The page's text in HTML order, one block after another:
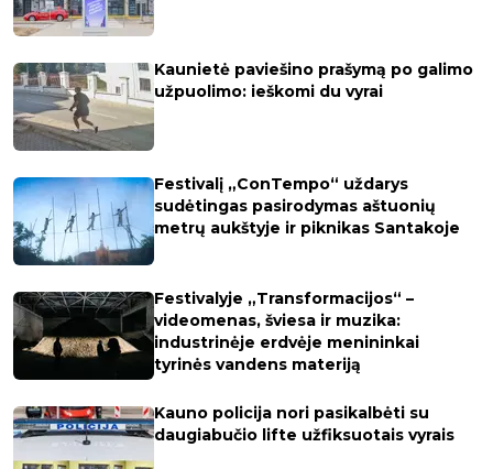
Kaunietė paviešino prašymą po galimo
užpuolimo: ieškomi du vyrai
Festivalį „ConTempo“ uždarys
sudėtingas pasirodymas aštuonių
metrų aukštyje ir piknikas Santakoje
Festivalyje „Transformacijos“ –
videomenas, šviesa ir muzika:
industrinėje erdvėje menininkai
tyrinės vandens materiją
Kauno policija nori pasikalbėti su
daugiabučio lifte užfiksuotais vyrais